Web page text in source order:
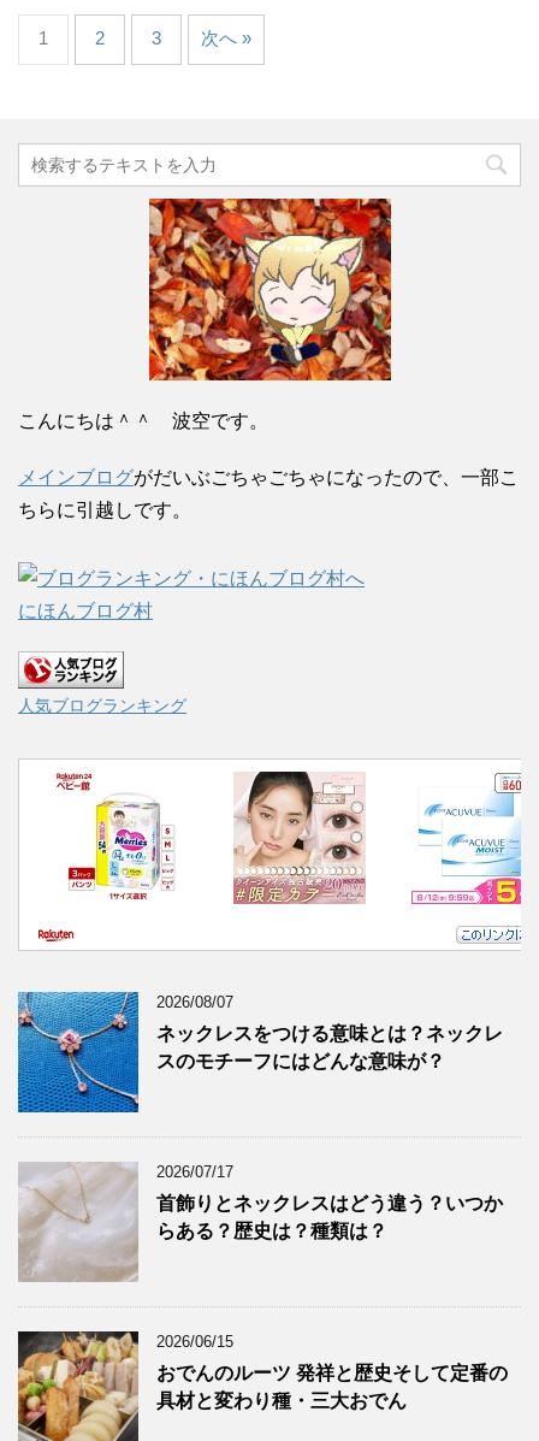
1 2 3 次へ »
こんにちは＾＾ 波空です。
メインブログがだいぶごちゃごちゃになったので、一部こ
ちらに引越しです。
にほんブログ村
人気ブログランキング
2026/08/07
ネックレスをつける意味とは？ネックレ
スのモチーフにはどんな意味が？
2026/07/17
首飾りとネックレスはどう違う？いつか
らある？歴史は？種類は？
2026/06/15
おでんのルーツ 発祥と歴史そして定番の
具材と変わり種・三大おでん